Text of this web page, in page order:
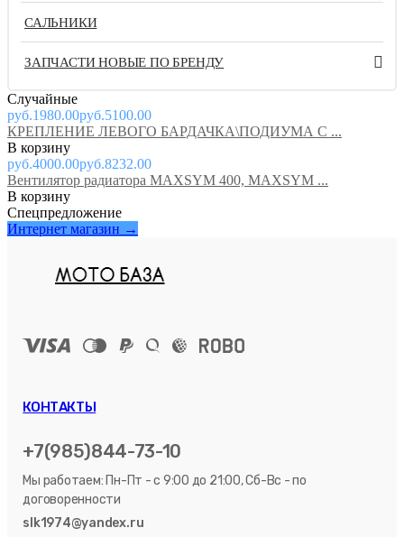
САЛЬНИКИ
ЗАПЧАСТИ НОВЫЕ ПО БРЕНДУ
Случайные
руб.1980.00руб.5100.00
КРЕПЛЕНИЕ ЛЕВОГО БАРДАЧКА\ПОДИУМА С ...
руб.4000.00руб.8232.00
Вентилятор радиатора MAXSYM 400, MAXSYM ...
Спецпредложение
Интернет магазин →
КОНТАКТЫ
+7(985)844-73-10
Мы работаем: Пн-Пт - с 9:00 до 21:00, Сб-Вс - по
договоренности
slk1974@yandex.ru